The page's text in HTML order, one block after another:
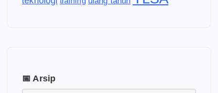
📅 Arsip